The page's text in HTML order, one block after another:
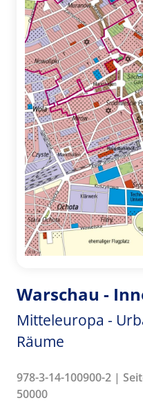
Warschau -
Mitteleuropa -
Räume
978-3-14-100900-2 |
50000